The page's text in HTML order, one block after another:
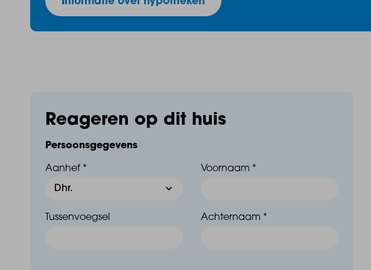
Reageren op dit huis
Persoonsgegevens
Aanhef * Voornaam *
Tussenvoegsel Achternaam *